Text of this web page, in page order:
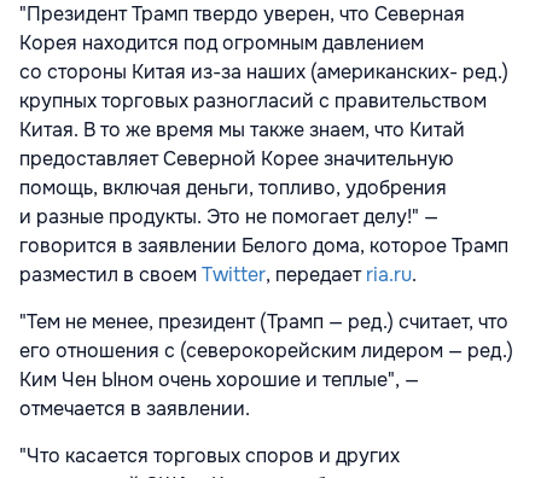
"Президент Трамп твердо уверен, что Северная
Корея находится под огромным давлением
со стороны Китая из-за наших (американских- ред.)
крупных торговых разногласий с правительством
Китая. В то же время мы также знаем, что Китай
предоставляет Северной Корее значительную
помощь, включая деньги, топливо, удобрения
и разные продукты. Это не помогает делу!" —
говорится в заявлении Белого дома, которое Трамп
разместил в своемTwitter, передаетria.ru.
"Тем не менее, президент (Трамп — ред.) считает, что
его отношения с (северокорейским лидером — ред.)
Ким Чен Ыном очень хорошие и теплые", —
отмечается в заявлении.
"Что касается торговых споров и других